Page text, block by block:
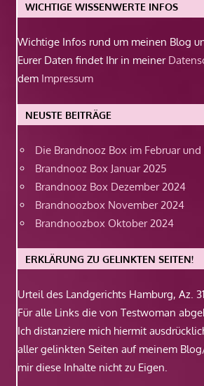
WICHTIGE WISSENWERTE INFOS
Wichtige Infos rund um meinen Blog
Eurer Daten findet Ihr in meiner
dem Impressum
NEUSTE BEITRÄGE
Die Brandnooz Box im Februar und
Brandnooz Box Januar 2025
Brandnooz Box Dezember 2024
Brandnoozbox November 2024
Brandnoozbox Oktober 2024
ERKLÄRUNG ZU GELINKTEN SEITEN!
Urteil des Landgerichts Hamburg, Az.
Für alle Links die von Testwoman
Ich distanziere mich hiermit
aller gelinkten Seiten auf meinem
mir diese Inhalte nicht zu Eigen.